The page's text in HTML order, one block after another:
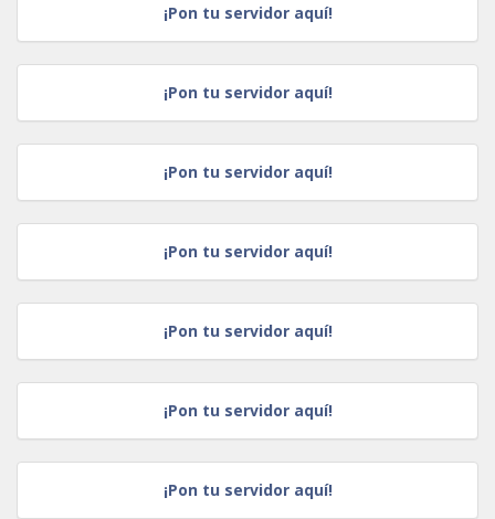
¡Pon tu servidor aquí!
¡Pon tu servidor aquí!
¡Pon tu servidor aquí!
¡Pon tu servidor aquí!
¡Pon tu servidor aquí!
¡Pon tu servidor aquí!
¡Pon tu servidor aquí!